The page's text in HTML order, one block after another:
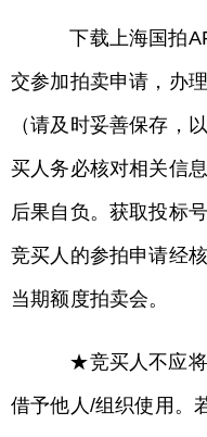
下载上海国拍
交参加拍卖申请，办
（请及时妥善保存，
买人务必核对相关信
后果自负。获取投标
竞买人的参拍申请经
当期额度拍卖会。
★竞买人不应将
借予他人/组织使用。